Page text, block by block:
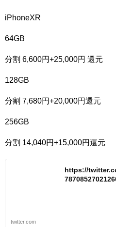
iPhoneXR
64GB
分割 6,600円+25,000円 還元
128GB
分割 7,680円+20,000円還元
256GB
分割 14,040円+15,000円還元
https://
twitter.com